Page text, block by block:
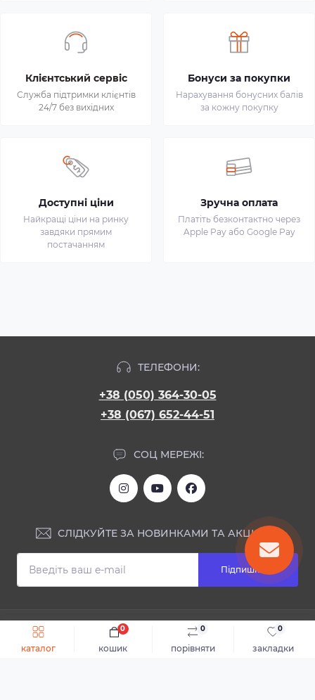
каталог порівняти
0
закладки
0
кошик
0
Швидке замовлення До кошика
Клієнтський сервіс
Служба підтримки клієнтів
24/7 без вихідних
Бонуси за покупки
Нарахування бонусних балів
за кожну покупку
Доступні ціни
Найкращі ціни на ринку
завдяки прямим
постачанням
Зручна оплата
Платіть безконтактно через
Apple Pay або Google Pay
ТЕЛЕФОНИ:
+38 (050) 364-30-05
+38 (067) 652-44-51
СОЦ МЕРЕЖІ:
СЛІДКУЙТЕ ЗА НОВИНКАМИ ТА АКЦІЯМИ:
Підпишіться
ІНФОРМАЦІЯ